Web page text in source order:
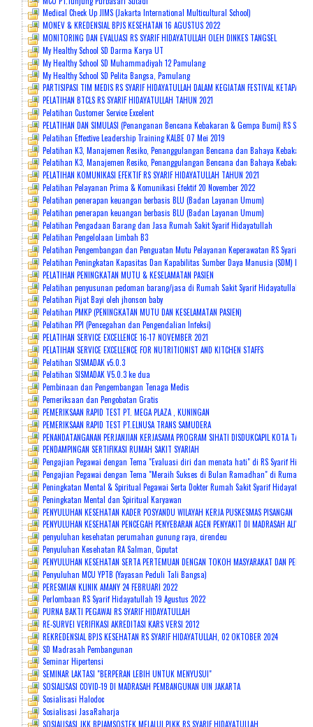
Medical Check Up JIMS (Jakarta International Multicultural School)
MONEV & KREDENSIAL BPJS KESEHATAN 16 AGUSTUS 2022
MONITORING DAN EVALUASI RS SYARIF HIDAYATULLAH OLEH DINKES TANGSEL
My Healthy School SD Darma Karya UT
My Healthy School SD Muhammadiyah 12 Pamulang
My Healthy School SD Pelita Bangsa, Pamulang
PARTISIPASI TIM MEDIS RS SYARIF HIDAYATULLAH DALAM KEGIATAN FESTIVAL
PELATIHAN BTCLS RS SYARIF HIDAYATULLAH TAHUN 2021
Pelatihan Customer Service Excelent
PELATIHAN DAN SIMULASI (Penanganan Bencana Kebakaran & Gempa Bumi) RS
Pelatihan Effective Leadership Training KALBE 07 Mei 2019
Pelatihan K3, Manajemen Resiko, Penanggulangan Bencana dan Bahaya Kebakaran
Pelatihan K3, Manajemen Resiko, Penanggulangan Bencana dan Bahaya Kebakaran
PELATIHAN KOMUNIKASI EFEKTIF RS SYARIF HIDAYATULLAH TAHUN 2021
Pelatihan Pelayanan Prima & Komunikasi Efektif 20 November 2022
Pelatihan penerapan keuangan berbasis BLU (Badan Layanan Umum)
Pelatihan penerapan keuangan berbasis BLU (Badan Layanan Umum)
Pelatihan Pengadaan Barang dan Jasa Rumah Sakit Syarif Hidayatullah
Pelatihan Pengelolaan Limbah B3
Pelatihan Pengembangan dan Penguatan Mutu Pelayanan Keperawatan RS Syarif
Pelatihan Peningkatan Kapasitas Dan Kapabilitas Sumber Daya Manusia (SDM)
PELATIHAN PENINGKATAN MUTU & KESELAMATAN PASIEN
Pelatihan penyusunan pedoman barang/jasa di Rumah Sakit Syarif Hidayatullah
Pelatihan Pijat Bayi oleh jhonson baby
Pelatihan PMKP (PENINGKATAN MUTU DAN KESELAMATAN PASIEN)
Pelatihan PPI (Pencegahan dan Pengendalian Infeksi)
PELATIHAN SERVICE EXCELLENCE 16-17 NOVEMBER 2021
PELATIHAN SERVICE EXCELLENCE FOR NUTRITIONIST AND KITCHEN STAFFS
Pelatihan SISMADAK v5.0.3
Pelatihan SISMADAK V5.0.3 ke dua
Pembinaan dan Pengembangan Tenaga Medis
Pemeriksaan dan Pengobatan Gratis
PEMERIKSAAN RAPID TEST PT. MEGA PLAZA , KUNINGAN
PEMERIKSAAN RAPID TEST PT.ELNUSA TRANS SAMUDERA
PENANDATANGANAN PERJANJIAN KERJASAMA PROGRAM SIHATI DISDUKCAPIL KOTA
PENDAMPINGAN SERTIFIKASI RUMAH SAKIT SYARIAH
Pengajian Pegawai dengan Tema "Evaluasi diri dan menata hati" di RS Syarif
Pengajian Pegawai dengan Tema "Meraih Sukses di Bulan Ramadhan" di Rumah
Peningkatan Mental & Spiritual Pegawai Serta Dokter Rumah Sakit Syarif Hidayatullah
Peningkatan Mental dan Spiritual Karyawan
PENYULUHAN KESEHATAN KADER POSYANDU WILAYAH KERJA PUSKESMAS PISANGAN
PENYULUHAN KESEHATAN PENCEGAH PENYEBARAN AGEN PENYAKIT DI MADRASAH
penyuluhan kesehatan perumahan gunung raya, cirendeu
Penyuluhan Kesehatan RA Salman, Ciputat
PENYULUHAN KESEHATAN SERTA PERTEMUAN DENGAN TOKOH MASYARAKAT DAN
Penyuluhan MCU YPTB (Yayasan Peduli Tali Bangsa)
PERESMIAN KLINIK AMANY 24 FEBRUARI 2022
Perlombaan RS Syarif Hidayatullah 19 Agustus 2022
PURNA BAKTI PEGAWAI RS SYARIF HIDAYATULLAH
RE-SURVEI VERIFIKASI AKREDITASI KARS VERSI 2012
REKREDENSIAL BPJS KESEHATAN RS SYARIF HIDAYATULLAH, 02 OKTOBER 2024
SD Madrasah Pembangunan
Seminar Hipertensi
SEMINAR LAKTASI "BERPERAN LEBIH UNTUK MENYUSUI"
SOSIALISASI COVID-19 DI MADRASAH PEMBANGUNAN UIN JAKARTA
Sosialisasi Halodoc
Sosialisasi JasaRaharja
SOSIALISASI JKK BPJAMSOSTEK MELALUI PLKK RS SYARIF HIDAYATULLAH